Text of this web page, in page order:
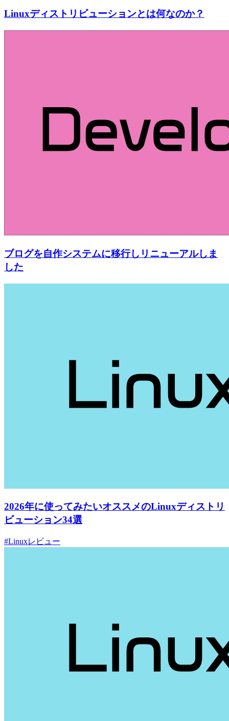
Linuxディストリビューションとは何なのか？
ブログを自作システムに移行しリニューアルしま
した
2026年に使ってみたいオススメのLinuxディストリ
ビューション34選
#Linuxレビュー